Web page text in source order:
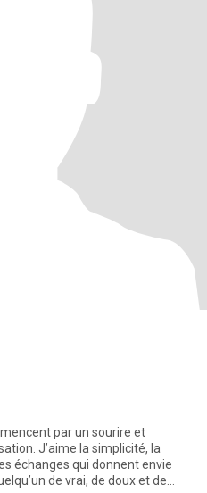
par un sourire et
J’aime la simplicité, la
échanges qui donnent envie
de vrai, de doux et de